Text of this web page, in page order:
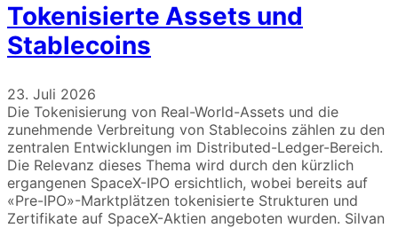
Tokenisierte Assets und
Stablecoins
23. Juli 2026
Die Tokenisierung von Real-World-Assets und die
zunehmende Verbreitung von Stablecoins zählen zu den
zentralen Entwicklungen im Distributed-Ledger-Bereich.
Die Relevanz dieses Thema wird durch den kürzlich
ergangenen SpaceX-IPO ersichtlich, wobei bereits auf
«Pre-IPO»-Marktplätzen tokenisierte Strukturen und
Zertifikate auf SpaceX-Aktien angeboten wurden. Silvan